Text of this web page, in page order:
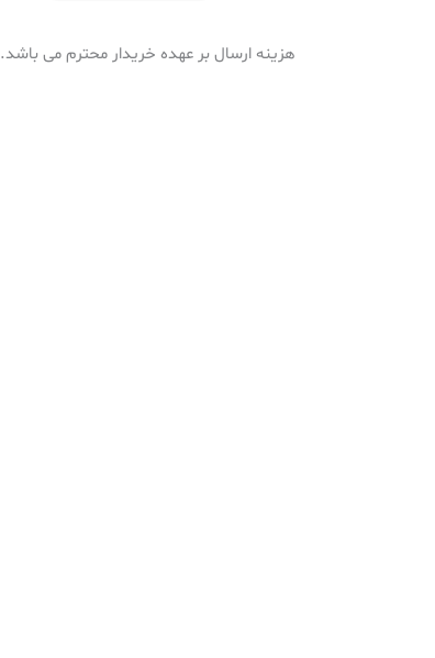
کاره
هزینه ارسال بر عهده خریدار محترم می باشد.